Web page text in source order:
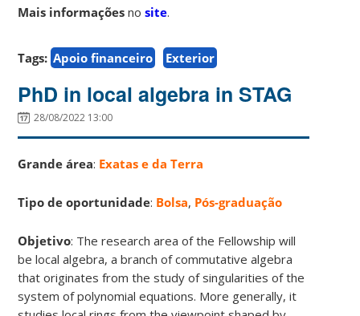
Mais informações nosite.
Tags: Apoio financeiro Exterior
PhD in local algebra in STAG
28/08/2022 13:00
Grande área: Exatas e da Terra
Tipo de oportunidade: Bolsa, Pós-graduação
Objetivo: The research area of the Fellowship will
be local algebra, a branch of commutative algebra
that originates from the study of singularities of the
system of polynomial equations. More generally, it